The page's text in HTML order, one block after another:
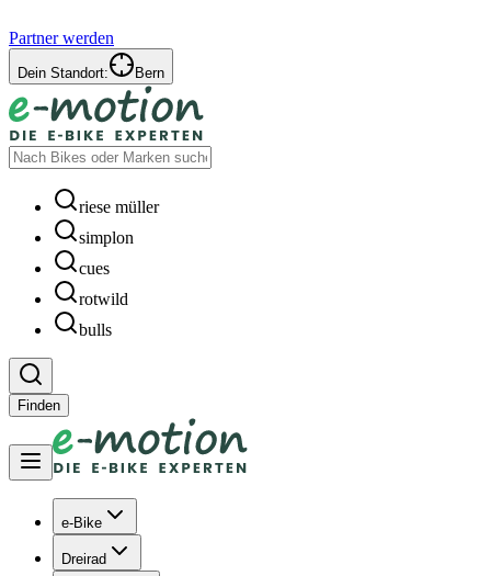
Partner werden
Dein Standort: Bern
riese müller
simplon
cues
rotwild
bulls
Finden
e-Bike
Dreirad